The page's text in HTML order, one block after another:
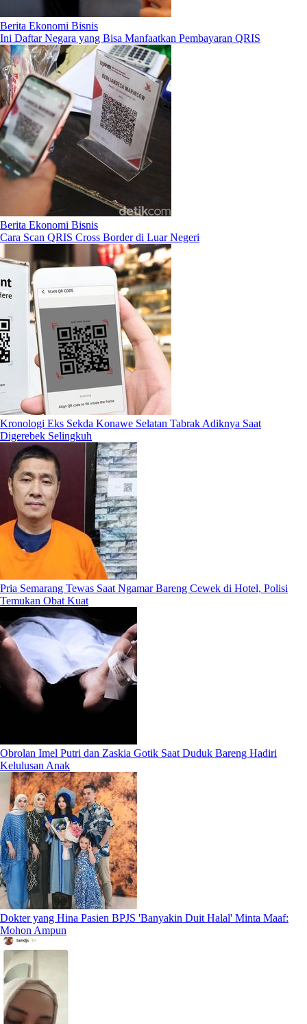
Berita Ekonomi Bisnis
Ini Daftar Negara yang Bisa Manfaatkan Pembayaran QRIS
Berita Ekonomi Bisnis
Cara Scan QRIS Cross Border di Luar Negeri
Kronologi Eks Sekda Konawe Selatan Tabrak Adiknya Saat
Digerebek Selingkuh
Pria Semarang Tewas Saat Ngamar Bareng Cewek di Hotel, Polisi
Temukan Obat Kuat
Obrolan Imel Putri dan Zaskia Gotik Saat Duduk Bareng Hadiri
Kelulusan Anak
Dokter yang Hina Pasien BPJS 'Banyakin Duit Halal' Minta Maaf:
Mohon Ampun